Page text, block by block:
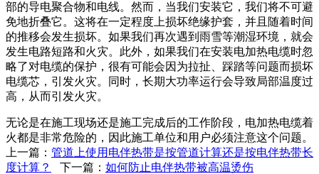
部的导电聚合物和电线。然而，当我们安装它，我们将不可避
免地折叠它。这将在一定程度上损坏绝缘护套，并且随着时间
的推移会发生损坏。如果我们再次遇到雨雪等潮湿环境，就会
发生电路短路和火灾。此外，如果我们在安装电加热电缆时忽
略了对电缆的保护，很有可能会因为拉扯、踩踏等问题而损坏
电缆芯，引发火灾。同时，长期大功率运行会导致局部温度过
高，从而引发火灾。
无论是在施工现场还是施工完成后的工作阶段，电加热电缆着
火都是非常危险的，因此施工单位和用户必须注意这个问题。
上一篇： 管道上使用电伴热带是按管道计算还是按电伴热带长
度计算？
下一篇： 如何防止电伴热带被高温烫伤